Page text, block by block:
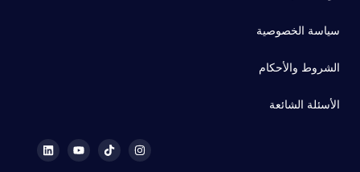
سياسة الخصوصية
الشروط والأحكام
الأسئلة الشائعة